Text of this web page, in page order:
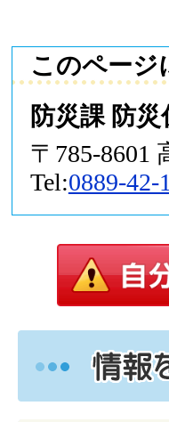
このページ
防災課 防災
〒785-8601
Tel:0889-42-